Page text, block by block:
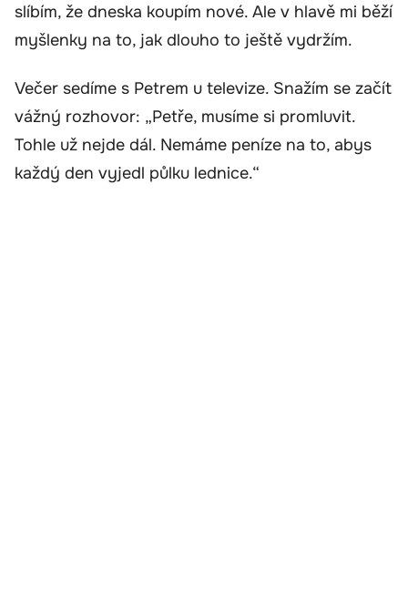
slíbím, že dneska koupím nové. Ale v hlavě mi běží
myšlenky na to, jak dlouho to ještě vydržím.
Večer sedíme s Petrem u televize. Snažím se začít
vážný rozhovor: „Petře, musíme si promluvit.
Tohle už nejde dál. Nemáme peníze na to, abys
každý den vyjedl půlku lednice.“